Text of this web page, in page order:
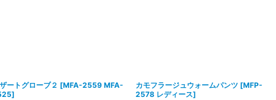
ートグローブ２ [MFA-2559 MFA-
]
カモフラージュウォームパンツ [MFP-
2578 レディース]